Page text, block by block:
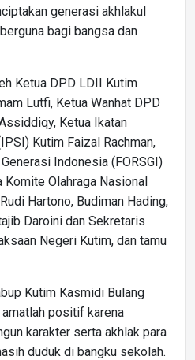
generasi akhlakul
bagi bangsa dan
Ketua DPD LDII Kutim
Lutfi, Ketua Wanhat DPD
Ketua Ikatan
Kutim Faizal Rachman,
Indonesia (FORSGI)
Komite Olahraga Nasional
Hartono, Budiman Hading,
Daroini dan Sekretaris
Negeri Kutim, dan tamu
Kutim Kasmidi Bulang
positif karena
karakter serta akhlak para
duduk di bangku sekolah.